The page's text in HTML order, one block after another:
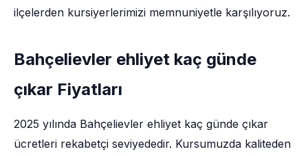
ilçelerden kursiyerlerimizi memnuniyetle karşılıyoruz.
Bahçelievler ehliyet kaç günde
çıkar Fiyatları
2025 yılında Bahçelievler ehliyet kaç günde çıkar
ücretleri rekabetçi seviyededir. Kursumuzda kaliteden